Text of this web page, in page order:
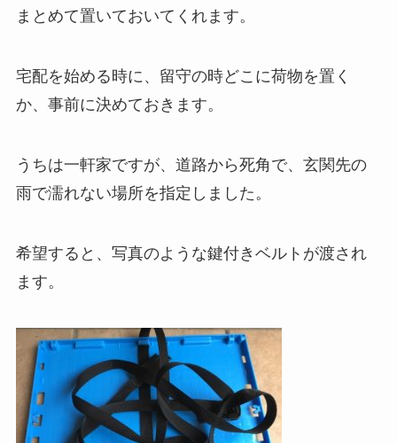
まとめて置いておいてくれます。
宅配を始める時に、留守の時どこに荷物を置く
か、事前に決めておきます。
うちは一軒家ですが、道路から死角で、玄関先の
雨で濡れない場所を指定しました。
希望すると、写真のような鍵付きベルトが渡され
ます。